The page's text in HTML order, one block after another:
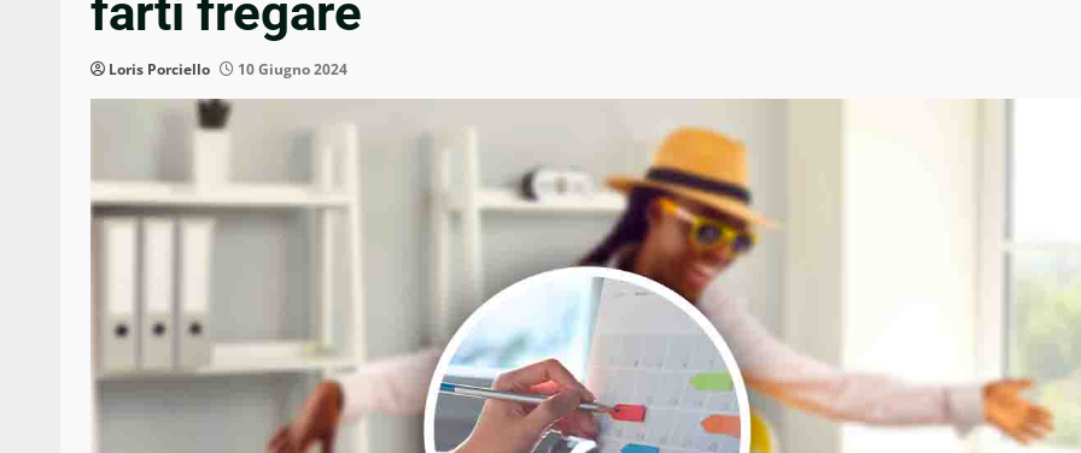
farti fregare
Loris Porciello 10 Giugno 2024